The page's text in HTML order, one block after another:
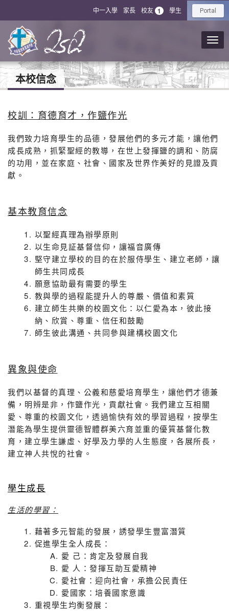
中一入學 家長 校友 1 學生 Portal
本校信念
校訓：育德育才，作鹽作光
我們致力培育學生的品德，發展他們的多元才能，讓他們
成長成熟，抓緊聖經的教導，在世上發揮鹽的調和、防腐
的功用，並在家庭、社會、國家及世界作美好的見證及貢
獻。
基本教育信念
以聖經真理為辦學原則
以生命見証基督信仰，讓福音廣傳
堅守建立學校的目的在於服侍學生、建立老師，讓
師生共同成長
願意協助最有需要的學生
教與學的過程能提升人的尊嚴、價值和素質
建立師生共樂的校園文化：以仁愛為本，彼此接
納、欣賞、尊重、信任和鼓勵
師生彼此溝通、共同參與建構校園文化
異象與使命
我們以基督的真理、公義和慈愛培育學生，讓他們才德兼
備，明辨是非，作鹽作光，貢獻社會。我們建立互相關
愛、尊重的校園文化，透過愉快有效的學習過程，按學生
潛能為學生提供靈德智體群美六育並重的優質基督化教
育，建立學生謙虛、好學及力學的人生態度，各展所長，
建立神人共悅的社會。
學生成長
生活的學習：
藉著多元智能的發展，誘發學生豐富潛質
促進學生全人成長：
愛 己：肯定及發展自我
愛 人：發揮互助互愛精神
愛社會：迎向社會，承擔公民責任
愛國家：培養國家意識
重視學生均衡發展：